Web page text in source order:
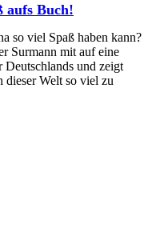
aufs Buch!
so viel Spaß haben kann?
Surmann mit auf eine
Deutschlands und zeigt
dieser Welt so viel zu